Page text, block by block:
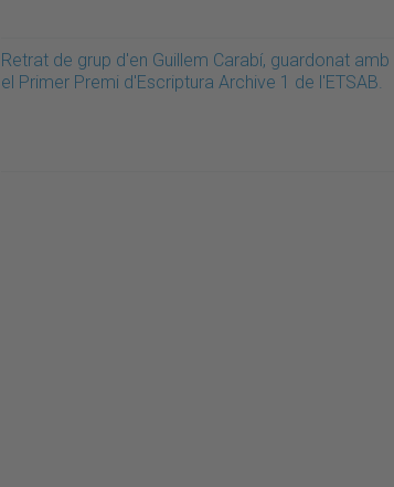
Retrat de grup d'en Guillem Carabí, guardonat amb
el Primer Premi d'Escriptura Archive 1 de l'ETSAB.